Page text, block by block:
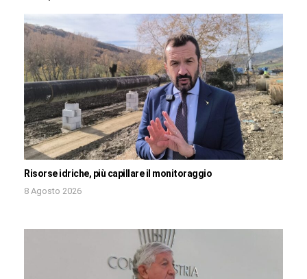
Risorse idriche, più capillare il monitoraggio
8 Agosto 2026